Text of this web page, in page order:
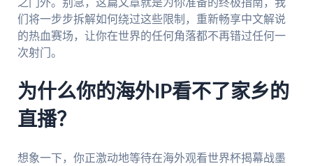
之门外。别急，这篇文章就是为你准备的终极指南，我
们将一步步拆解如何绕过这些限制，重新畅享中文解说
的热血赛场，让你在世界的任何角落都不再错过任何一
次射门。
为什么你的海外IP看不了家乡的
直播？
想象一下，你正激动地等待在海外观看世界杯揭幕战墨